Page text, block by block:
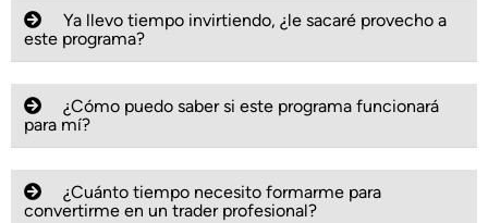
Ya llevo tiempo invirtiendo, ¿le sacaré provecho a
este programa?
¿Cómo puedo saber si este programa funcionará
para mí?
¿Cuánto tiempo necesito formarme para
convertirme en un trader profesional?